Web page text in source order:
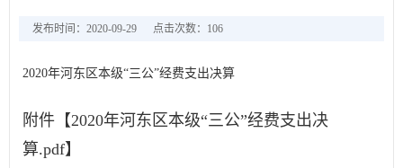
发布时间：2020-09-29 点击次数： 106
2020年河东区本级“三公”经费支出决算
附件【2020年河东区本级“三公”经费支出决
算.pdf】